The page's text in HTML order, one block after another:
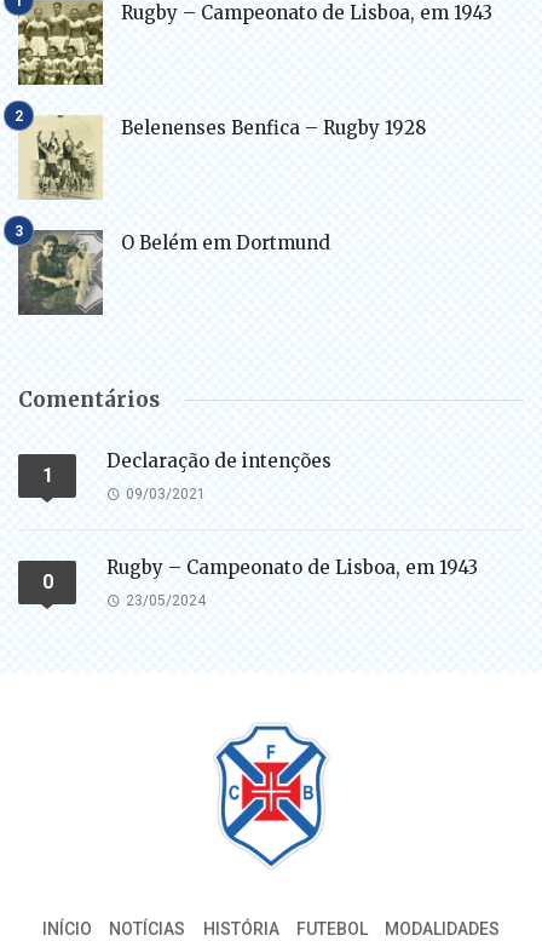
Rugby – Campeonato de Lisboa, em 1943
Belenenses Benfica – Rugby 1928
O Belém em Dortmund
Comentários
1
Declaração de intenções
09/03/2021
0
Rugby – Campeonato de Lisboa, em 1943
23/05/2024
INÍCIO NOTÍCIAS HISTÓRIA FUTEBOL MODALIDADES